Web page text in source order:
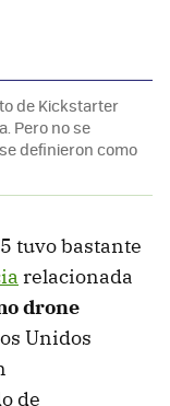
de Kickstarter
Pero no se
definieron como
tuvo bastante
relacionada
drone
Unidos
de